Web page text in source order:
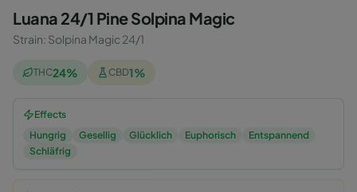
Luana 24/1 Pine Solpina Magic
Strain: Solpina Magic 24/1
THC24% CBD1%
Effects
Hungrig
Gesellig Glücklich Euphorisch
Entspannend
Schläfrig